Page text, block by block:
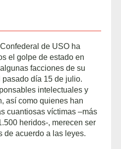
de USO ha
el golpe de estado en
facciones de su
día 15 de julio.
intelectuales y
así como quienes han
cuantiosas víctimas –más
heridos-, merecen ser
de acuerdo a las leyes.